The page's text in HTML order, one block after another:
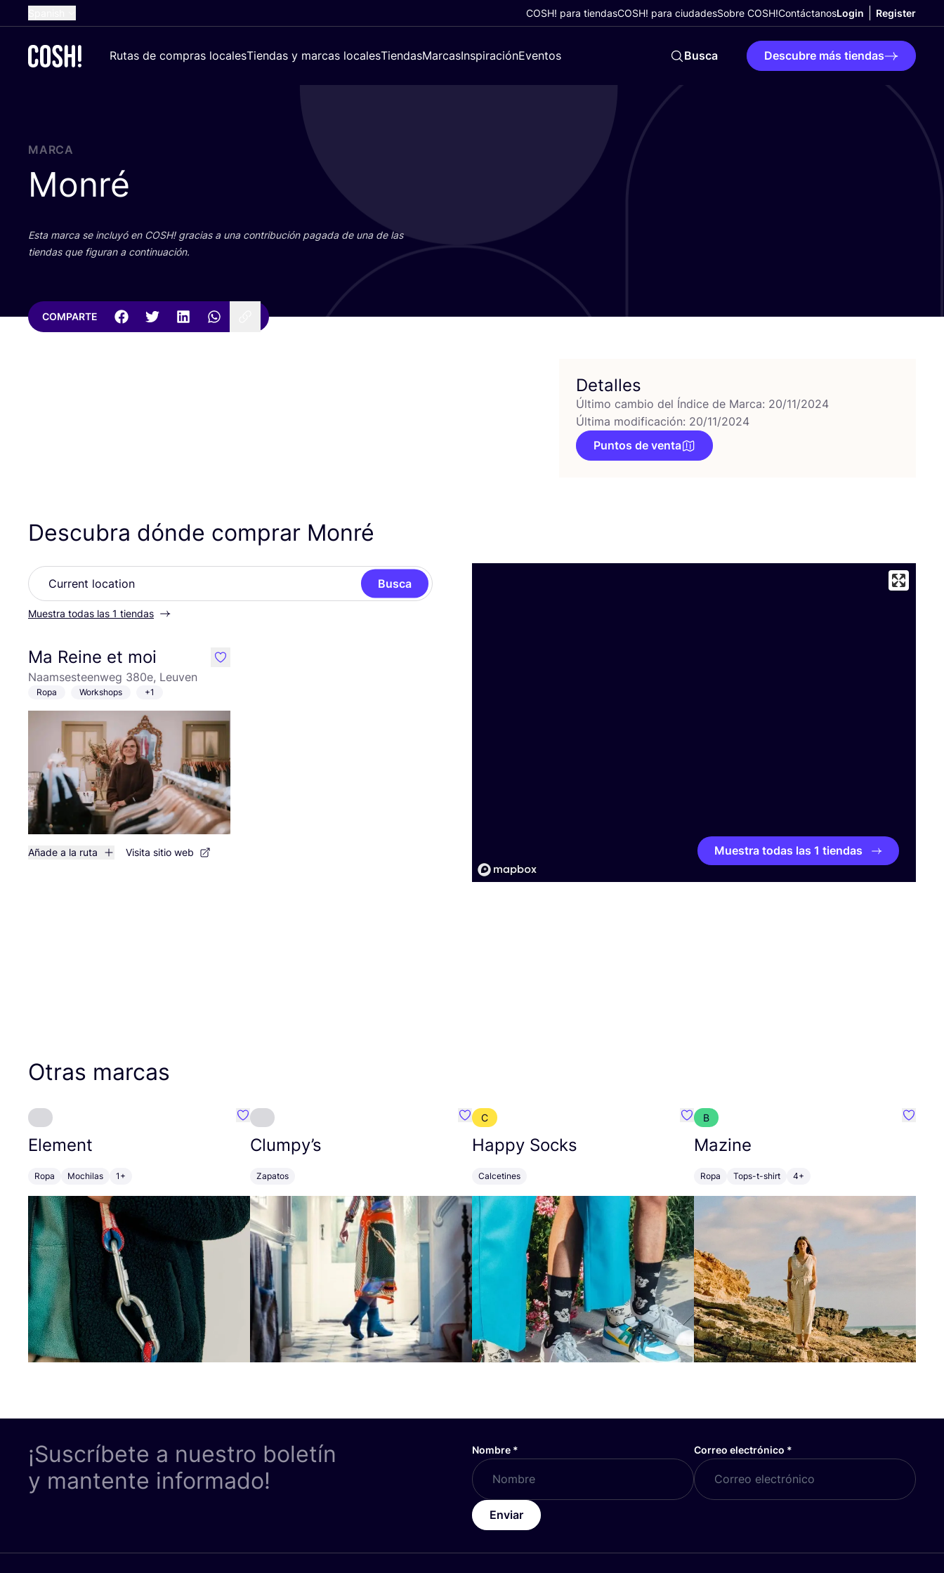
Dutch
Croatian
COSH! para tiendasCOSH! para ciudadesSobre COSH!ContáctanosLogin Register
Rutas de compras localesTiendas y marcas localesTiendasMarcasInspiraciónEventos Busca Descubre más tiendas
MARCA
Monré
Esta mar­ca se inclu­yó en COSH! gra­cias a una con­tri­bu­ción paga­da de una de las
tien­das que figu­ran a continuación.
COMPARTE
Detalles
Último cambio del Índice de Marca: 20/11/2024
Última modificación: 20/11/2024
Puntos de venta
Descubra dónde comprar Monré
Busca
Muestra todas las 1 tiendas
Ma Reine et moi
Naamsesteenweg 380e, Leuven
Ropa Workshops +1
Añade a la ruta Visita sitio web
like
Muestra todas las 1 tiendas
Otras marcas
Element
Ropa Mochilas 1+
Favoritos {nombre}
Clumpy’s
Zapatos
Favoritos {nombre}
C
Happy Socks
Calcetines
Favoritos {nombre}
B
Mazine
Ropa Tops-t-shirt 4+
¡Suscríbete a nuestro boletín
y mantente informado!
Nombre * Correo electrónico *
Enviar